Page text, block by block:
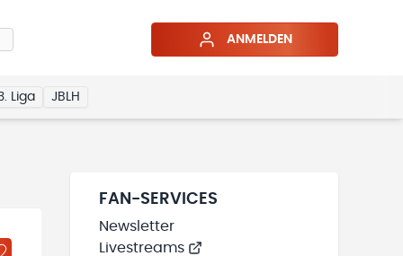
ANMELDEN
Liga JBLH
FAN-SERVICES
Newsletter
Livestreams